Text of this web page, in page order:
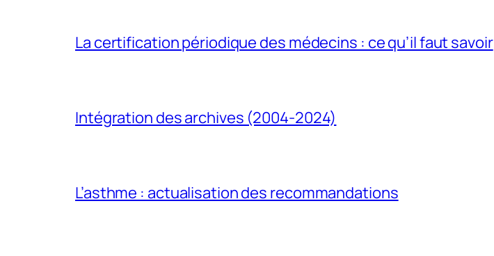
La certification périodique des médecins : ce qu’il faut savoir
Intégration des archives (2004-2024)
L’asthme : actualisation des recommandations